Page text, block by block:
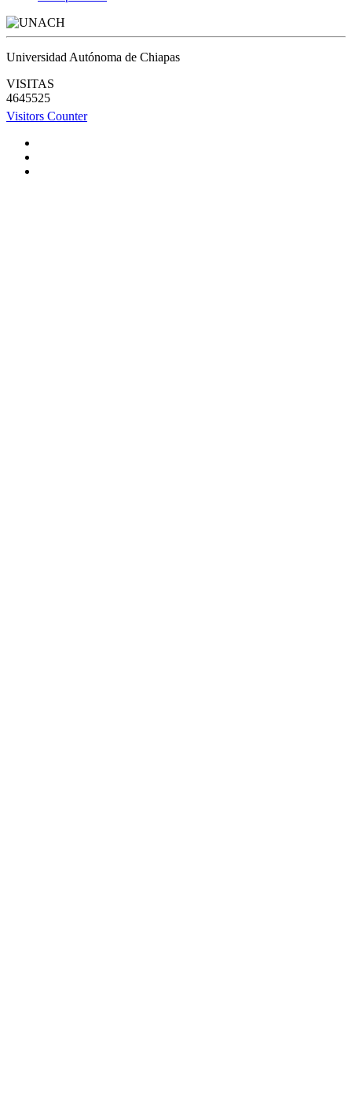
Universidad Autónoma de Chiapas
VISITAS
4645525
Visitors Counter